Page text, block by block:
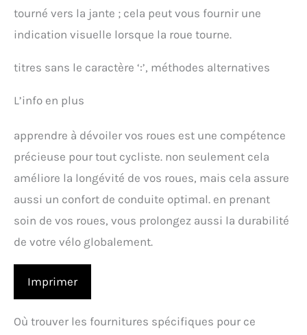
tourné vers la jante ; cela peut vous fournir une
indication visuelle lorsque la roue tourne.
titres sans le caractère ‘:’, méthodes alternatives
L’info en plus
apprendre à dévoiler vos roues est une compétence
précieuse pour tout cycliste. non seulement cela
améliore la longévité de vos roues, mais cela assure
aussi un confort de conduite optimal. en prenant
soin de vos roues, vous prolongez aussi la durabilité
de votre vélo globalement.
Imprimer
Où trouver les fournitures spécifiques pour ce